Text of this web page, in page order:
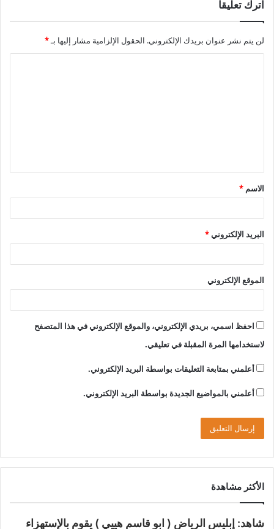
اترك تعليقاً
لن يتم نشر عنوان بريدك الإلكتروني. الحقول الإلزامية مشار إليها بـ*
ق
*
الاسم *
البريد الإلكتروني*
الموقع الإلكتروني
احفظ اسمي، بريدي الإلكتروني، والموقع الإلكتروني في هذا المتصفح
لاستخدامها المرة المقبلة في تعليقي.
أعلمني بمتابعة التعليقات بواسطة البريد الإلكتروني.
أعلمني بالمواضيع الجديدة بواسطة البريد الإلكتروني.
الأكثر مشاهدة
شاهد: إبليس الرياض ( ابو قاسم هييي ) يقوم بالإستهزاء